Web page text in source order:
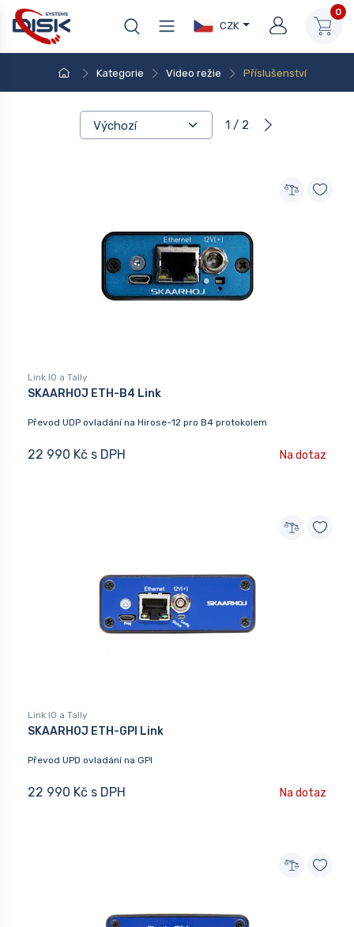
CZK
0
Kategorie Video režie Příslušenství
1 / 2
Link IO a Tally
SKAARHOJ ETH-B4 Link
Převod UDP ovladání na Hirose-12 pro B4 protokolem
22 990 Kč s DPH Na dotaz
Link IO a Tally
SKAARHOJ ETH-GPI Link
Převod UPD ovladání na GPI
22 990 Kč s DPH Na dotaz